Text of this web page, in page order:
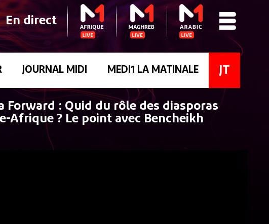
En direct
JOURNAL MIDI MEDI1 LA MATINALE JT
: Quid du rôle des diasporas
Afrique ? Le point avec Bencheikh